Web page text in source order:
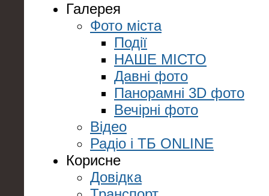
Галерея
Фото міста
Події
НАШЕ МІСТО
Давні фото
Панорамні 3D фото
Вечірні фото
Відео
Радіо і ТБ ONLINE
Корисне
Довідка